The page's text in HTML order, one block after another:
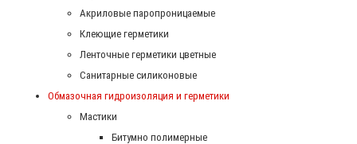
Акриловые паропроницаемые
Клеющие герметики
Ленточные герметики цветные
Санитарные силиконовые
Обмазочная гидроизоляция и герметики
Мастики
Битумно полимерные